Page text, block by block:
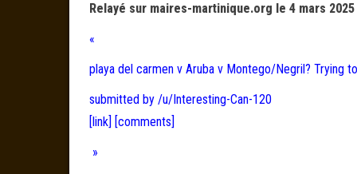
Relayé sur maires-martinique.org le 4 mars 2025
«
playa del carmen v Aruba v Montego/Negril? Trying
submitted by /u/Interesting-Can-120
[link] [comments]
»